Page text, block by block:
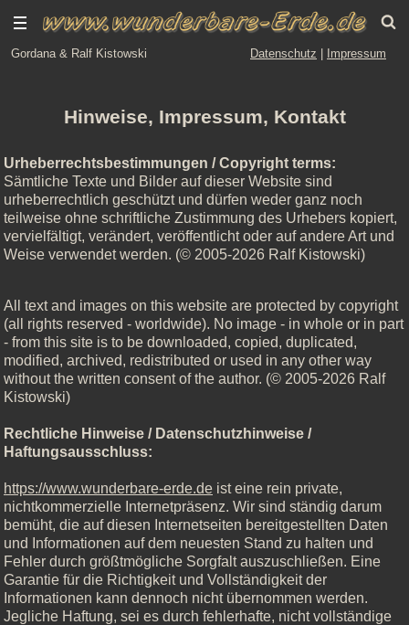
Gordana & Ralf Kistowski Datenschutz Impressum
Hinweise, Impressum, Kontakt
Urheberrechtsbestimmungen / Copyright terms:
Sämtliche Texte und Bilder auf dieser Website sind
urheberrechtlich geschützt und dürfen weder ganz noch
teilweise ohne schriftliche Zustimmung des Urhebers kopiert,
vervielfältigt, verändert, veröffentlicht oder auf andere Art und
Weise verwendet werden. (© 2005-2026 Ralf Kistowski)
All text and images on this website are protected by copyright
(all rights reserved - worldwide). No image - in whole or in part
- from this site is to be downloaded, copied, duplicated,
modified, archived, redistributed or used in any other way
without the written consent of the author. (© 2005-2026 Ralf
Kistowski)
Rechtliche Hinweise / Datenschutzhinweise /
Haftungsausschluss:
https://www.wunderbare-erde.de ist eine rein private,
nichtkommerzielle Internetpräsenz. Wir sind ständig darum
bemüht, die auf diesen Internetseiten bereitgestellten Daten
und Informationen auf dem neuesten Stand zu halten und
Fehler durch größtmögliche Sorgfalt auszuschließen. Eine
Garantie für die Richtigkeit und Vollständigkeit der
Informationen kann dennoch nicht übernommen werden.
Jegliche Haftung, sei es durch fehlerhafte, nicht vollständige